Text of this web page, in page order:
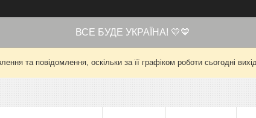
ВСЕ БУДЕ УКРАЇНА! 💛💙
та повідомлення, оскільки за її графіком роботи сьогодні